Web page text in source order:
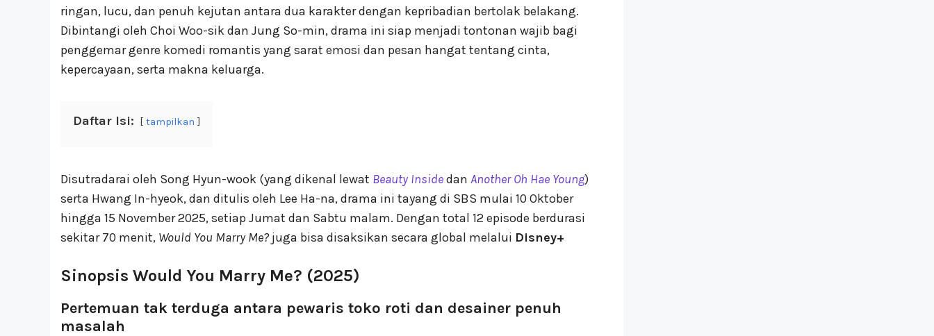
ringan, lucu, dan penuh kejutan antara dua karakter dengan kepribadian bertolak belakang.
Dibintangi oleh Choi Woo-sik dan Jung So-min, drama ini siap menjadi tontonan wajib bagi
penggemar genre komedi romantis yang sarat emosi dan pesan hangat tentang cinta,
kepercayaan, serta makna keluarga.
Daftar Isi: tampilkan
Disutradarai oleh Song Hyun-wook (yang dikenal lewat Beauty Insidedan Another Oh Hae Young)
serta Hwang In-hyeok, dan ditulis oleh Lee Ha-na, drama ini tayang di SBS mulai 10 Oktober
hingga 15 November 2025, setiap Jumat dan Sabtu malam. Dengan total 12 episode berdurasi
sekitar 70 menit, Would You Marry Me?juga bisa disaksikan secara global melalui Disney+
Sinopsis Would You Marry Me? (2025)
Pertemuan tak terduga antara pewaris toko roti dan desainer penuh
masalah